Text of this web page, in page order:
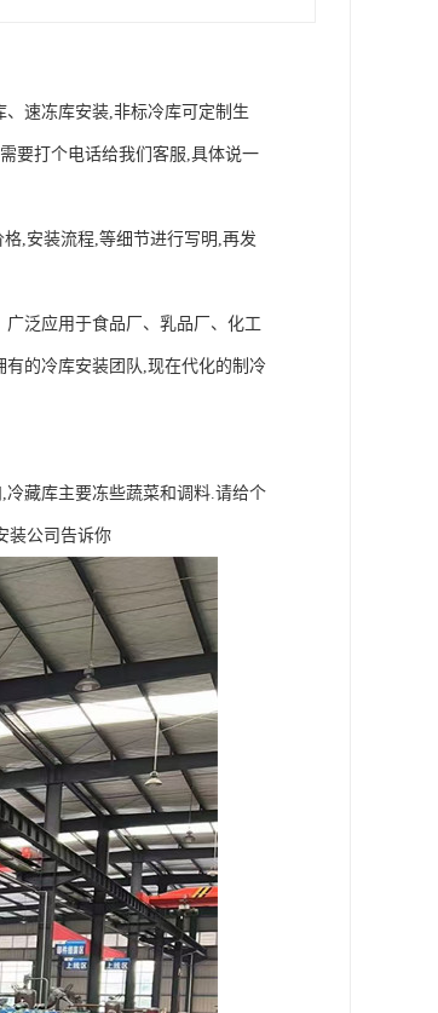
速冻库安装,非标冷库可定制生
要打个电话给我们客服,具体说一
,安装流程,等细节进行写明,再发
泛应用于食品厂、乳品厂、化工
的冷库安装团队,现在代化的制冷
藏库主要冻些蔬菜和调料.请给个
装公司告诉你